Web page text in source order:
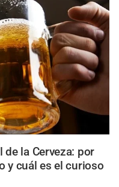
de la Cerveza: por
y cuál es el curioso